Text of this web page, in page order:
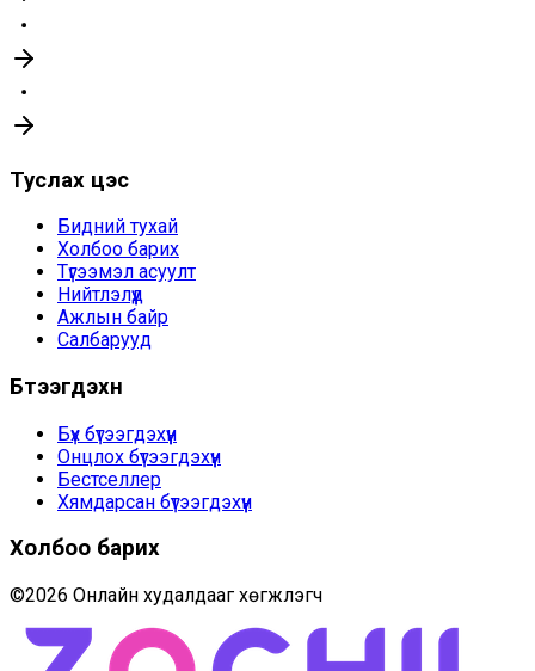
Туслах цэс
Бидний тухай
Холбоо барих
Түгээмэл асуулт
Нийтлэлүүд
Ажлын байр
Салбарууд
Бүтээгдэхүүн
Бүх бүтээгдэхүүн
Онцлох бүтээгдэхүүн
Бестселлер
Хямдарсан бүтээгдэхүүн
Холбоо барих
©2026 Онлайн худалдааг хөгжүүлэгч